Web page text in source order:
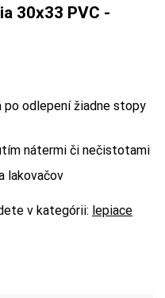
30x33 PVC -
po odlepení žiadne stopy
nátermi či nečistotami
lakovačov
v kategórii: lepiace